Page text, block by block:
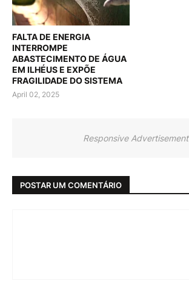
FALTA DE ENERGIA
INTERROMPE
ABASTECIMENTO DE ÁGUA
EM ILHÉUS E EXPÕE
FRAGILIDADE DO SISTEMA
April 02, 2025
Responsive Advertisement
POSTAR UM COMENTÁRIO